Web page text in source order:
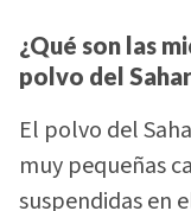
¿Qué son las
polvo del
El polvo del
muy pequeñas
suspendidas en